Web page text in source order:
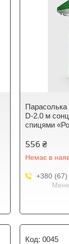
D-2.0 м
спицями
556 ₴
Немає в
+380
0045